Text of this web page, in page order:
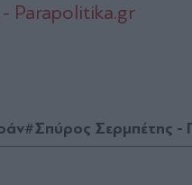
Parapolitika.gr
#Σπύρος Σερμπέτης -